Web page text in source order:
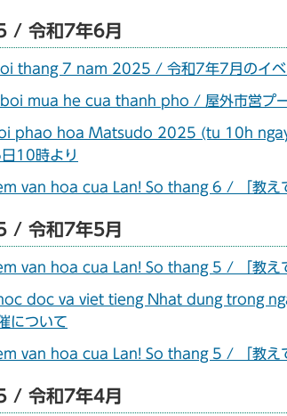
/ 令和7年6月
thang 7 nam 2025 / 令和7年7月のイベ
mua he cua thanh pho / 屋外市営プー
phao hoa Matsudo 2025 (tu 10h
10時より
van hoa cua Lan! So thang 6 / 「教え
/ 令和7年5月
van hoa cua Lan! So thang 5 / 「教え
doc va viet tieng Nhat dung trong
について
van hoa cua Lan! So thang 5 / 「教え
/ 令和7年4月